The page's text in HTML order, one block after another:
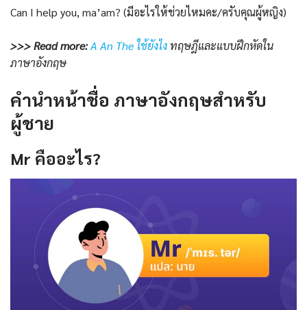
Can I help you, ma’am? (มีอะไรให้ช่วยไหมคะ/ครับคุณผู้หญิง)
>>> Read more:A An The ใช้ยังไง ทฤษฎีและแบบฝึกหัดใน
ภาษาอังกฤษ
คํานําหน้าชื่อ ภาษาอังกฤษสำหรับ
ผู้ชาย
Mr คืออะไร?